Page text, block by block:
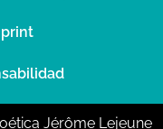
Jérôme Lejeune